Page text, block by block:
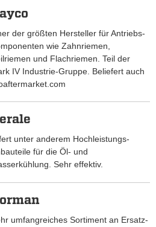
der größten Hersteller für Antriebs-
wie Zahnriemen,
und Flachriemen. Teil der
IV Industrie-Gruppe. Beliefert auch
unter anderem Hochleistungs-
für die Öl- und
Sehr effektiv.
umfangreiches Sortiment an Ersatz-